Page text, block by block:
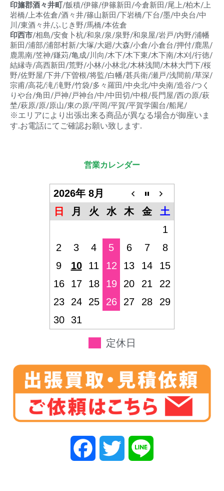
印旛郡酒々井町/飯積/伊篠/伊篠新田/今倉新田/尾上/柏木/上
岩橋/上本佐倉/酒々井/篠山新田/下岩橋/下台/墨/中央台/中
川/東酒々井/ふじき野/馬橋/本佐倉
印西市/相島/安食卜杭/和泉/泉/泉野/和泉屋/岩戸/内野/浦幡
新田/浦部/浦部村新/大塚/大廻/大森/小倉/小倉台/押付/鹿黒/
鹿黒南/笠神/鎌苅/亀成/川向/木下/木下東/木下南/木刈/行徳/
結縁寺/高西新田/荒野/小林/小林北/木林浅間/木林大門下/桜
野/佐野屋/下井/下曽根/将監/白幡/甚兵衛/瀬戸/浅間前/草深/
宗甫/高花/滝/滝野/竹袋/多々羅田/中央北/中央南/造谷/つく
りや台/角田/戸神/戸神台/中/中田切/中根/長門屋/西の原/萩
埜/萩原/原/原山/東の原/平岡/平賀/平賀学園台/船尾/
※エリアにより出張出来る商品が異なる場合が御座いま
す.お電話にてご確認お願い致します.
営業カレンダー
2026年 8月
日
月 火 水 木 金
土
1
2
3 4 5 6 7
8
9
10 11 12 13 14
15
16
17 18 19 20 21
22
23
24 25 26 27 28
29
30
31
定休日